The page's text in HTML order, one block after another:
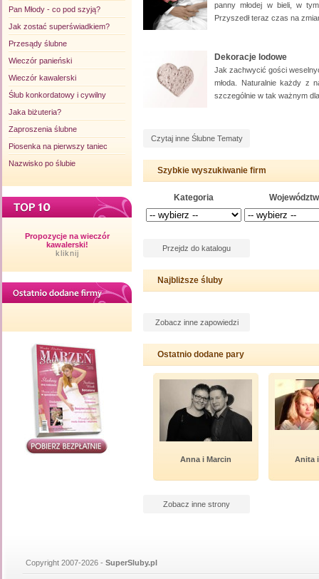
Pan Młody - co pod szyją?
Jak zostać superświadkiem?
Przesądy ślubne
Wieczór panieński
Wieczór kawalerski
Ślub konkordatowy i cywilny
Jaka biżuteria?
Zaproszenia ślubne
Piosenka na pierwszy taniec
Nazwisko po ślubie
Propozycje na wieczór
kawalerski!
kliknij
panny młodej w bieli, w
Przyszedł teraz czas na
Dekoracje lodowe
Jak zachwycić gości
młoda. Naturalnie każdy z
szczególnie w tak ważnym
Czytaj inne Ślubne Tematy
Szybkie wyszukiwanie firm
Kategoria
Przejdz do katalogu
Najbliższe śluby
Zobacz inne zapowiedzi
Ostatnio dodane pary
Anna i Marcin Anita
Zobacz inne strony
Copyright 2007-2026 - SuperSluby.pl